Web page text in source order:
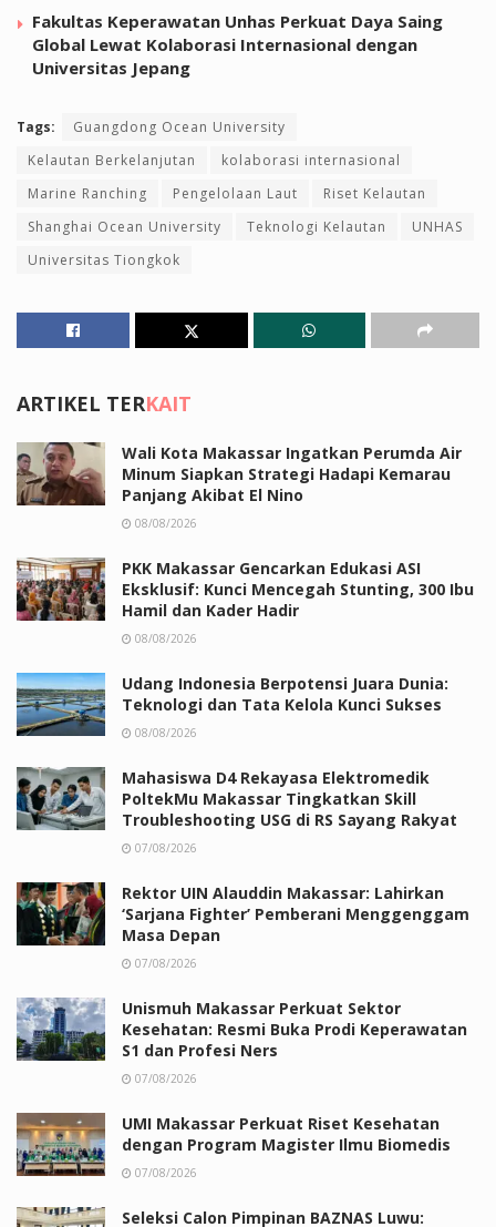
Fakultas Keperawatan Unhas Perkuat Daya Saing
Global Lewat Kolaborasi Internasional dengan
Universitas Jepang
Tags:
Guangdong Ocean University
Kelautan Berkelanjutan
kolaborasi internasional
Marine Ranching
Pengelolaan Laut
Riset Kelautan
Shanghai Ocean University
Teknologi Kelautan
UNHAS
Universitas Tiongkok
ARTIKEL TERKAIT
Wali Kota Makassar Ingatkan Perumda Air
Minum Siapkan Strategi Hadapi Kemarau
Panjang Akibat El Nino
08/08/2026
PKK Makassar Gencarkan Edukasi ASI
Eksklusif: Kunci Mencegah Stunting, 300 Ibu
Hamil dan Kader Hadir
08/08/2026
Udang Indonesia Berpotensi Juara Dunia:
Teknologi dan Tata Kelola Kunci Sukses
08/08/2026
Mahasiswa D4 Rekayasa Elektromedik
PoltekMu Makassar Tingkatkan Skill
Troubleshooting USG di RS Sayang Rakyat
07/08/2026
Rektor UIN Alauddin Makassar: Lahirkan
‘Sarjana Fighter’ Pemberani Menggenggam
Masa Depan
07/08/2026
Unismuh Makassar Perkuat Sektor
Kesehatan: Resmi Buka Prodi Keperawatan
S1 dan Profesi Ners
07/08/2026
UMI Makassar Perkuat Riset Kesehatan
dengan Program Magister Ilmu Biomedis
07/08/2026
Seleksi Calon Pimpinan BAZNAS Luwu: